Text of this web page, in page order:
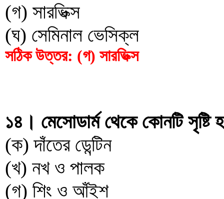
(গ) সারভিক্স
(ঘ) সেমিনাল ভেসিক্ল
সঠিক উত্তর: (গ) সারভিক্স
১৪। মেসোডার্ম থেকে কোনটি
(ক) দাঁতের ডেন্টিন
(খ) নখ ও পালক
(গ) শিং ও আঁইশ